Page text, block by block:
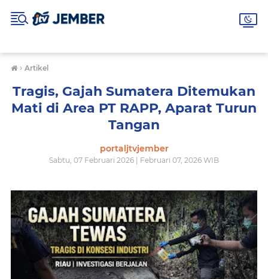
› Artikel
Tragis, Gajah Sumatera Ditemukan
Mati di Area PT RAPP, Aparat Turun
Tangan
portaljtvjember
Sabtu, 07 Februari 2026 | Februari 07, 2026 WIB